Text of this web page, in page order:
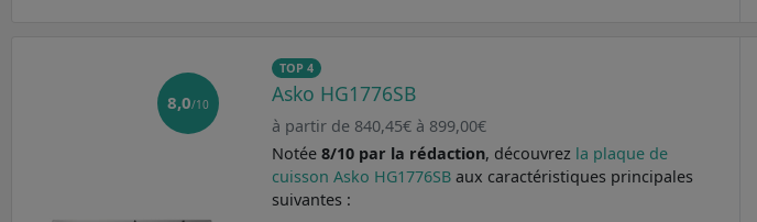
8,0/10
TOP 4
Asko HG1776SB
à partir de 840,45€ à 899,00€
Notée8/10 par la rédaction, découvrez la plaque de
cuisson Asko HG1776SBaux caractéristiques principales
suivantes :